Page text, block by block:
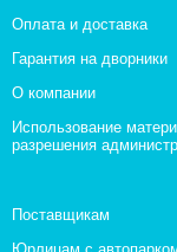
Оплата и доставка
Гарантия на дворники
О компании
Использование
разрешения
Поставщикам